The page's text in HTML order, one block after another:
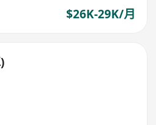
$26K-29K/月